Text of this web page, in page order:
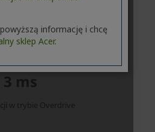
informację i chcę
sklep Acer.